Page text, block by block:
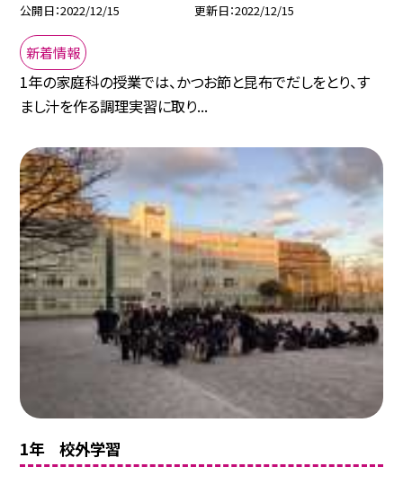
公開日 2022/12/15 更新日 2022/12/15
新着情報
1年の家庭科の授業では、かつお節と昆布でだしをとり、す
まし汁を作る調理実習に取り...
1年 校外学習